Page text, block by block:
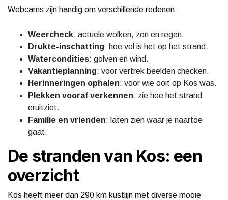
Webcams zijn handig om verschillende redenen:
Weercheck: actuele wolken, zon en regen.
Drukte-inschatting: hoe vol is het op het strand.
Watercondities: golven en wind.
Vakantieplanning: voor vertrek beelden checken.
Herinneringen ophalen: voor wie ooit op Kos was.
Plekken vooraf verkennen: zie hoe het strand
eruitziet.
Familie en vrienden: laten zien waar je naartoe
gaat.
De stranden van Kos: een
overzicht
Kos heeft meer dan 290 km kustlijn met diverse mooie